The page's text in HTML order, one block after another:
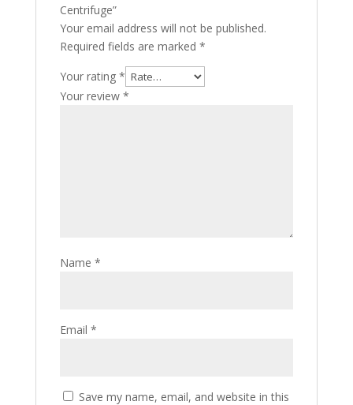
Centrifuge”
Your email address will not be published.
Required fields are marked *
Your rating *
Your review *
Name *
Email *
Save my name, email, and website in this